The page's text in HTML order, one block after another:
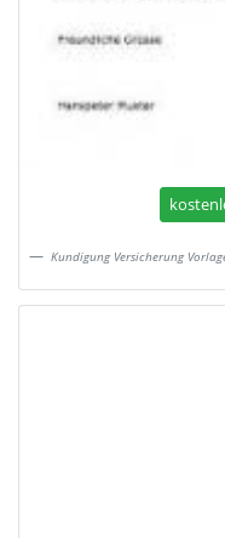
Kundigung Versicherung